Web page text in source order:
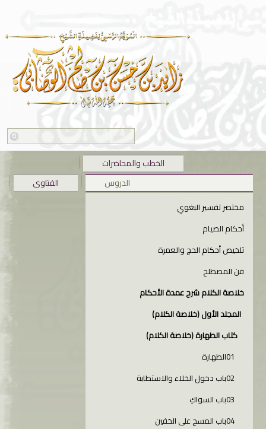
الخطب والمحاضرات
الدروس
مختصر تفسير البغوي
أحكام الصيام
تلخيص أحكام الحج والعمرة
فن المصطلح
خلاصة الكلام شرح عمدة الأحكام
المجلد الأول (خلاصة الكلام)
كتاب الطهارة (خلاصة الكلام)
01الطهارة
02باب دخول الخلاء والاستطابة
03باب السواكِ
04باب المسح على الخفين
الفتاوى